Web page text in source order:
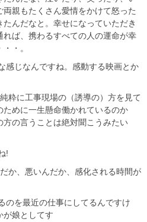
親もたくさん愛情をかけて怒った
んだなと。幸せになっていただき
ば、携わるすべての人の運命が幸
・。
感じなんですね。感動する映画とか
粋に工事現場の（誘導の）方を見て
めに一生懸命働かれているのか
の言うことは絶対聞こうみたい
!
か、悪いんだか、感化される時間が
のを最近の仕事にしてるんですけ
が娘としてす